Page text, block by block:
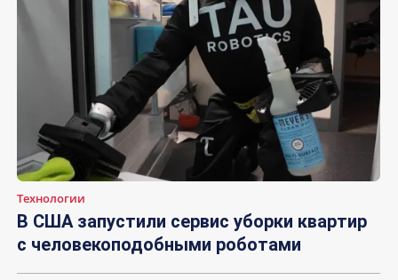
Технологии
В США запустили сервис уборки квартир
с человекоподобными роботами